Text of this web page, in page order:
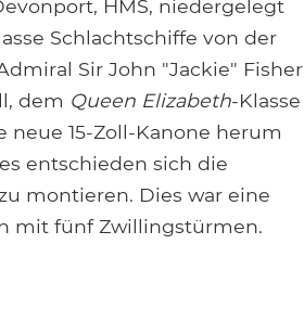
HMS, niedergelegt
Schlachtschiffe von der
Sir John "Jackie" Fisher
dem Queen Elizabeth-Klasse
15-Zoll-Kanone herum
entschieden sich die
montieren. Dies war eine
mit fünf Zwillingstürmen.